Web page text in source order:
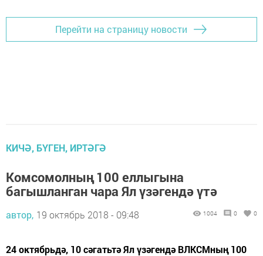
Перейти на страницу новости
КИЧӘ, БҮГЕН, ИРТӘГӘ
Комсомолның 100 еллыгына
багышланган чара Ял үзәгендә үтә
автор, 19 октябрь 2018 - 09:48 1004 0 0
24 октябрьдә, 10 сәгатьтә Ял үзәгендә ВЛКСМның 100